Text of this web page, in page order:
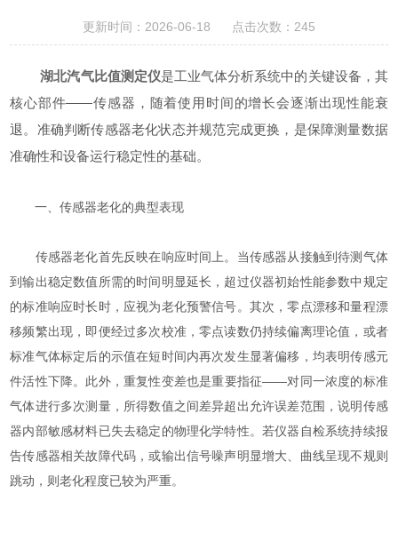
更新时间：2026-06-18 点击次数：245
湖北汽气比值测定仪是工业气体分析系统中的关键设备，其
核心部件——传感器，随着使用时间的增长会逐渐出现性能衰
退。准确判断传感器老化状态并规范完成更换，是保障测量数据
准确性和设备运行稳定性的基础。
一、传感器老化的典型表现
传感器老化首先反映在响应时间上。当传感器从接触到待测气体
到输出稳定数值所需的时间明显延长，超过仪器初始性能参数中规定
的标准响应时长时，应视为老化预警信号。其次，零点漂移和量程漂
移频繁出现，即便经过多次校准，零点读数仍持续偏离理论值，或者
标准气体标定后的示值在短时间内再次发生显著偏移，均表明传感元
件活性下降。此外，重复性变差也是重要指征——对同一浓度的标准
气体进行多次测量，所得数值之间差异超出允许误差范围，说明传感
器内部敏感材料已失去稳定的物理化学特性。若仪器自检系统持续报
告传感器相关故障代码，或输出信号噪声明显增大、曲线呈现不规则
跳动，则老化程度已较为严重。